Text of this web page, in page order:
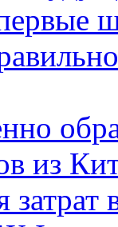
из